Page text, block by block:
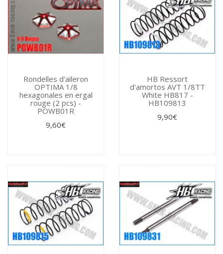
Rondelles d'aileron
OPTIMA 1/8
hexagonales en ergal
rouge (2 pcs) -
POWB01R
9,60€
HB Ressort
d'amortos AVT 1/8TT
White HB817 -
HB109813
9,90€